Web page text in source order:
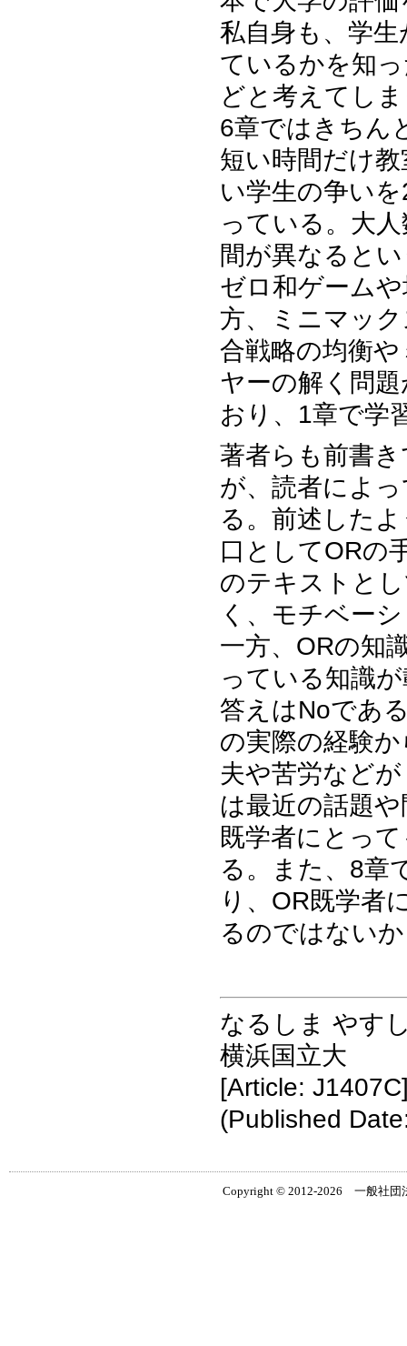
私自身も、学
ているかを知
どと考えてし
6章ではきちん
短い時間だけ
い学生の争い
っている。大
間が異なると
ゼロ和ゲーム
方、ミニマッ
合戦略の均衡
ヤーの解く問
おり、1章で学
著者らも前書
が、読者によ
る。前述した
口としてORの
のテキストと
く、モチベー
一方、ORの知
っている知識
答えはNoであ
の実際の経験
夫や苦労など
は最近の話題
既学者にとっ
る。また、8章
り、OR既学者
るのではない
なるしま やす
横浜国立大
[Article:
(Published
Copyright © 2012-2026 一般社団